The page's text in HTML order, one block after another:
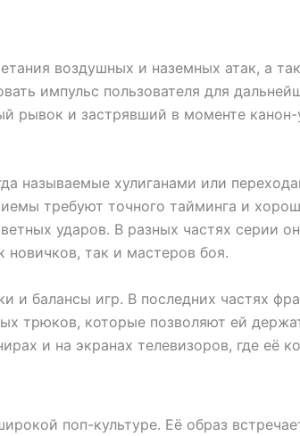
воздушных и наземных атак, а
импульс пользователя для
рывок и застрявший в моменте
называемые хулиганами или
требуют точного тайминга и
ударов. В разных частях серии
так и мастеров боя.
и балансы игр. В последних частях
трюков, которые позволяют ей
и на экранах телевизоров, где её
поп-культуре. Её образ